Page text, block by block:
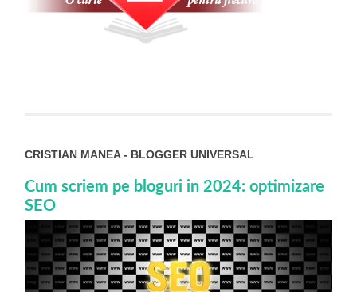
CRISTIAN MANEA - BLOGGER UNIVERSAL
Cum scriem pe bloguri in 2024: optimizare
SEO